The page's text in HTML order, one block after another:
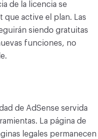
de la licencia se
que active el plan. Las
siendo gratuitas
funciones, no
de AdSense servida
La página de
legales permanecen